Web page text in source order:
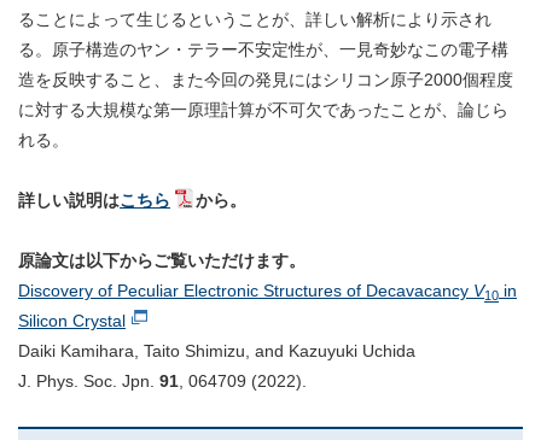
ることによって生じるということが、詳しい解析により示され
る。原子構造のヤン・テラー不安定性が、一見奇妙なこの電子構
造を反映すること、また今回の発見にはシリコン原子2000個程度
に対する大規模な第一原理計算が不可欠であったことが、論じら
れる。
詳しい説明はこちら から。
原論文は以下からご覧いただけます。
Discovery of Peculiar Electronic Structures of Decavacancy V10 in
Silicon Crystal
Daiki Kamihara, Taito Shimizu, and Kazuyuki Uchida
J. Phys. Soc. Jpn. 91 , 064709 (2022).